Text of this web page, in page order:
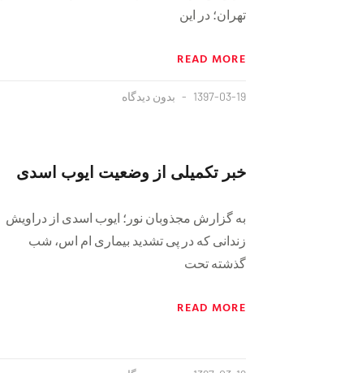
تهران؛ در این
READ MORE
1397-03-19 بدون دیدگاه
خبر تکمیلی از وضعیت ایوب اسدی
به گزارش مجذوبان نور؛ ایوب اسدی از دراویش
زندانی که در پی تشدید بیماری ام اس، شب
گذشته تحت
READ MORE